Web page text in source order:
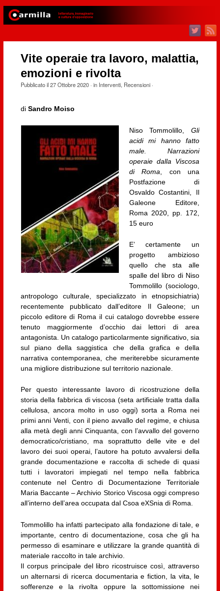
Vite operaie tra lavoro, malattia,
emozioni e rivolta
Pubblicato il27 Ottobre 2020· in Interventi, Recensioni·
di Sandro Moiso
Niso Tommolillo,Gli
acidi mi hanno fatto
male. Narrazioni
operaie dalla Viscosa
di Roma , con una
Postfazione di
Osvaldo Costantini, Il
Galeone Editore,
Roma 2020, pp. 172,
15 euro
E’ certamente un
progetto ambizioso
quello che sta alle
spalle del libro di Niso
Tommolillo (sociologo,
antropologo culturale, specializzato in etnopsichiatria)
recentemente pubblicato dall’editore Il Galeone; un
piccolo editore di Roma il cui catalogo dovrebbe essere
tenuto maggiormente d’occhio dai lettori di area
antagonista. Un catalogo particolarmente significativo, sia
sul piano della saggistica che della grafica e della
narrativa contemporanea, che meriterebbe sicuramente
una migliore distribuzione sul territorio nazionale.
Per questo interessante lavoro di ricostruzione della
storia della fabbrica di viscosa (seta artificiale tratta dalla
cellulosa, ancora molto in uso oggi) sorta a Roma nei
primi anni Venti, con il pieno avvallo del regime, e chiusa
alla metà degli anni Cinquanta, con l’avvallo del governo
democratico/cristiano, ma soprattutto delle vite e del
lavoro dei suoi operai, l’autore ha potuto avvalersi della
grande documentazione e raccolta di schede di quasi
tutti i lavoratori impiegati nel tempo nella fabbrica
contenute nel Centro di Documentazione Territoriale
Maria Baccante – Archivio Storico Viscosa oggi compreso
all’interno dell’area occupata dal Csoa eXSnia di Roma.
Tommolillo ha infatti partecipato alla fondazione di tale, e
importante, centro di documentazione, cosa che gli ha
permesso di esaminare e utilizzare la grande quantità di
materiale raccolto in tale archivio.
Il corpus principale del libro ricostruisce così, attraverso
un alternarsi di ricerca documentaria e fiction, la vita, le
sofferenze e la rivolta oppure la sottomissione nei